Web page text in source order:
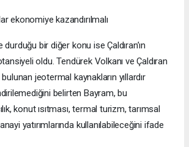
ekonomiye kazandırılmalı
durduğu bir diğer konu ise Çaldıran’ın
oldu. Tendürek Volkanı ve Çaldıran
jeotermal kaynakların yıllardır
belirten Bayram, bu
konut ısıtması, termal turizm, tarımsal
yatırımlarında kullanılabileceğini ifade